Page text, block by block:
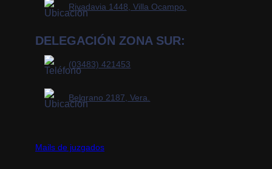
Rivadavia 1448, Villa Ocampo.
DELEGACIÓN ZONA SUR:
(03483) 421453
Belgrano 2187, Vera.
Mails de juzgados